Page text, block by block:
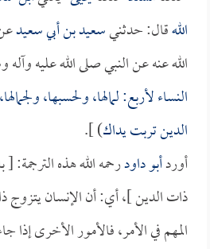
اللهقال: حدثنيسعيد بن أبي سعيد
الله عنه عن النبي صلى الله عليه
النساء لأربع: لمالها، ولحسبها،
الدين تربت يداك) ].
أوردأبو داودرحمه الله هذه
ذات الدين ]، أي: أن الإنسان يتزوج
المهم في الأمر، فالأمور الأخرى